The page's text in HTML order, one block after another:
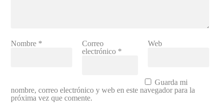
Nombre *
Correo
electrónico *
Web
Guarda mi
nombre, correo electrónico y web en este navegador para la
próxima vez que comente.